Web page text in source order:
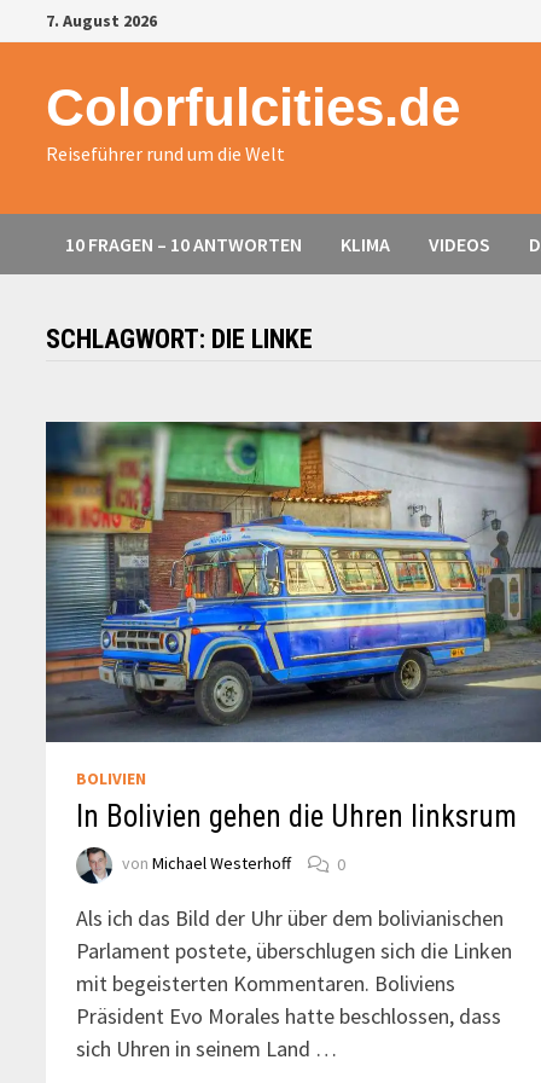
Zurück
zum
7. August 2026
Colorfulcities.de
Reiseführer rund um die Welt
10 FRAGEN – 10 ANTWORTEN KLIMA VIDEOS
SCHLAGWORT: DIE LINKE
BOLIVIEN
In Bolivien gehen die Uhren linksrum
vonMichael Westerhoff 0
Als ich das Bild der Uhr über dem bolivianischen
Parlament postete, überschlugen sich die Linken
mit begeisterten Kommentaren. Boliviens
Präsident Evo Morales hatte beschlossen, dass
sich Uhren in seinem Land …